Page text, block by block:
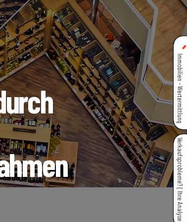
Immobilien - Wertermittlung
Verkaufsprobleme? { Ihre Analyse }